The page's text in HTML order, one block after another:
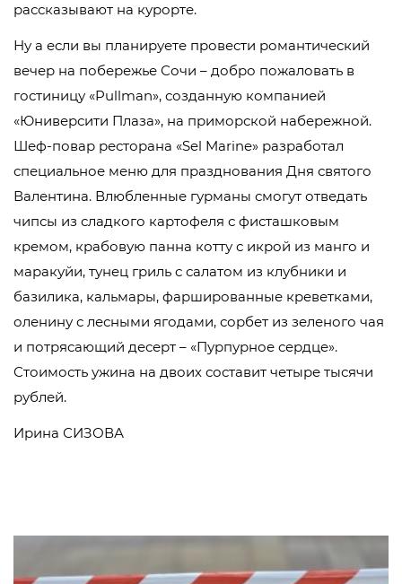
рассказывают на курорте.
Ну а если вы планируете провести романтический
вечер на побережье Сочи – добро пожаловать в
гостиницу «Pullman», созданную компанией
«Юниверсити Плаза», на приморской набережной.
Шеф-повар ресторана «Sel Marine» разработал
специальное меню для празднования Дня святого
Валентина. Влюбленные гурманы смогут отведать
чипсы из сладкого картофеля с фисташковым
кремом, крабовую панна котту с икрой из манго и
маракуйи, тунец гриль с салатом из клубники и
базилика, кальмары, фаршированные креветками,
оленину с лесными ягодами, сорбет из зеленого чая
и потрясающий десерт – «Пурпурное сердце».
Стоимость ужина на двоих составит четыре тысячи
рублей.
Ирина СИЗОВА